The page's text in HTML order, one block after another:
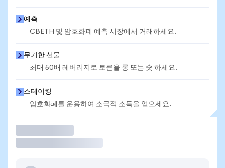
예측
CBETH 및 암호화폐 예측 시장에서 거래하세요.
무기한 선물
최대 50배 레버리지로 토큰을 롱 또는 숏 하세요.
스테이킹
암호화폐를 운용하여 소극적 소득을 얻으세요.